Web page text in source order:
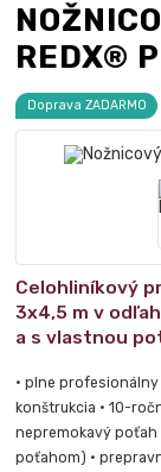
REDX®
Doprava ZADARMO
Celohliníkový
3x4,5 m v
a s vlastnou
• plne
konštrukcia • 10-
nepremokavý poťah
poťahom) •